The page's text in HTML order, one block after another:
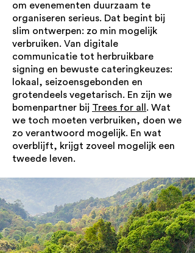
om evenementen duurzaam te
organiseren serieus. Dat begint bij
slim ontwerpen: zo min mogelijk
verbruiken. Van digitale
communicatie tot herbruikbare
signing en bewuste cateringkeuzes:
lokaal, seizoensgebonden en
grotendeels vegetarisch. En zijn we
bomenpartner bij Trees for all . Wat
we toch moeten verbruiken, doen we
zo verantwoord mogelijk. En wat
overblijft, krijgt zoveel mogelijk een
tweede leven.